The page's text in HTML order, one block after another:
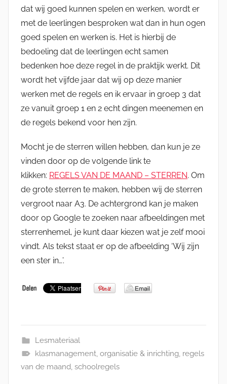
dat wij goed kunnen spelen en werken, wordt er
met de leerlingen besproken wat dan in hun ogen
goed spelen en werken is. Het is hierbij de
bedoeling dat de leerlingen echt samen
bedenken hoe deze regel in de praktijk werkt. Dit
wordt het vijfde jaar dat wij op deze manier
werken met de regels en ik ervaar in groep 3 dat
ze vanuit groep 1 en 2 echt dingen meenemen en
de regels bekend voor hen zijn.
Mocht je de sterren willen hebben, dan kun je ze
vinden door op de volgende link te
klikken: REGELS VAN DE MAAND – STERREN. Om
de grote sterren te maken, hebben wij de sterren
vergroot naar A3. De achtergrond kan je maken
door op Google te zoeken naar afbeeldingen met
sterrenhemel, je kunt daar kiezen wat je zelf mooi
vindt. Als tekst staat er op de afbeelding ‘Wij zijn
een ster in…’.
Lesmateriaal
klasmanagement, organisatie & inrichting, regels
van de maand, schoolregels